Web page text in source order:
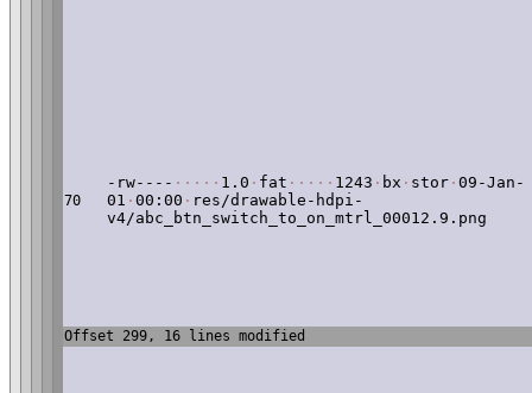
70
-rw---- · · · · · 1.0 · fat · · · · · 1243 · bx · stor · 09-Jan-
01 · 00:00 · res/drawable-hdpi-
v4/abc_btn_switch_to_on_mtrl_00012.9.png
Offset 299, 16 lines modified